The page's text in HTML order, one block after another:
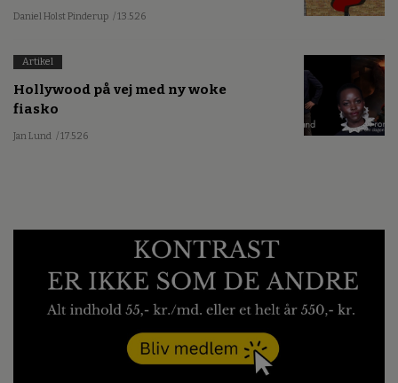
Daniel Holst Pinderup / 13.5.26
Artikel
Hollywood på vej med ny woke
fiasko
Jan Lund / 17.5.26